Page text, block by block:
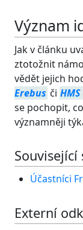
Význam
Jak v článku
ztotožnit
vědět jejich
Erebus či
se pochopit,
významněji
Účastníci
Externí